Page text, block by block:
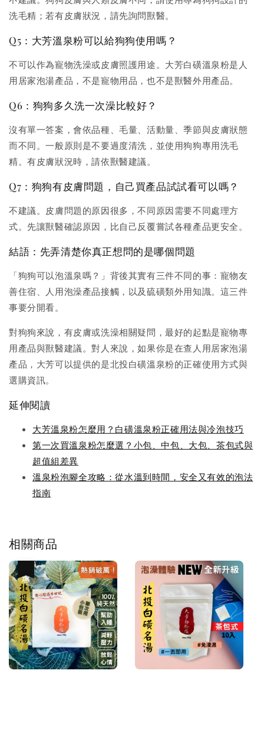
洗毛精；若有皮膚狀況，請先詢問獸醫。
Q5：大芳溫泉粉可以給狗狗使用嗎？
不可以作為寵物洗澡或皮膚照護用途。大芳白磺溫泉粉是人
用居家泡湯產品，不是寵物用品，也不是獸醫外用產品。
Q6：狗狗多久洗一次澡比較好？
沒有單一答案，會依品種、毛量、活動量、季節與皮膚狀態
而不同。一般原則是不要過度清洗，並使用狗狗專用洗毛
精。有皮膚狀況時，請依獸醫建議。
Q7：狗狗有皮膚問題，自己買產品試試看可以嗎？
不建議。皮膚問題的原因很多，不同原因需要不同處理方
式。先讓獸醫確認原因，比自己反覆嘗試各種產品更安全。
結語：先弄清楚你真正想問的是哪個問題
「狗狗可以泡溫泉嗎？」背後其實有三件不同的事：寵物友
善住宿、人用泡澡產品接觸，以及硫磺類外用知識。這三件
事要分開看。
對狗狗來說，有皮膚或洗澡相關疑問，最好的起點是寵物專
用產品與獸醫建議。對人來說，如果你是在查人用居家泡湯
產品，大芳可以提供的是北投白磺溫泉粉的正確使用方式與
選購資訊。
延伸閱讀
大芳溫泉粉怎麼用？白磺溫泉粉正確用法與冷泡技巧
第一次買溫泉粉怎麼選？小包、中包、大包、茶包式與
超值組差異
溫泉粉泡腳全攻略：從水溫到時間，安全又有效的泡法
指南
相關商品